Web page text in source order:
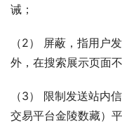
诫；
（2） 屏蔽，指用户
外，在搜索展示页面
（3） 限制发送站内
交易平台金陵数藏）